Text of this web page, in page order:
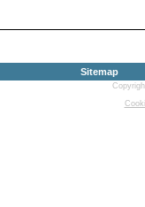
Sitemap